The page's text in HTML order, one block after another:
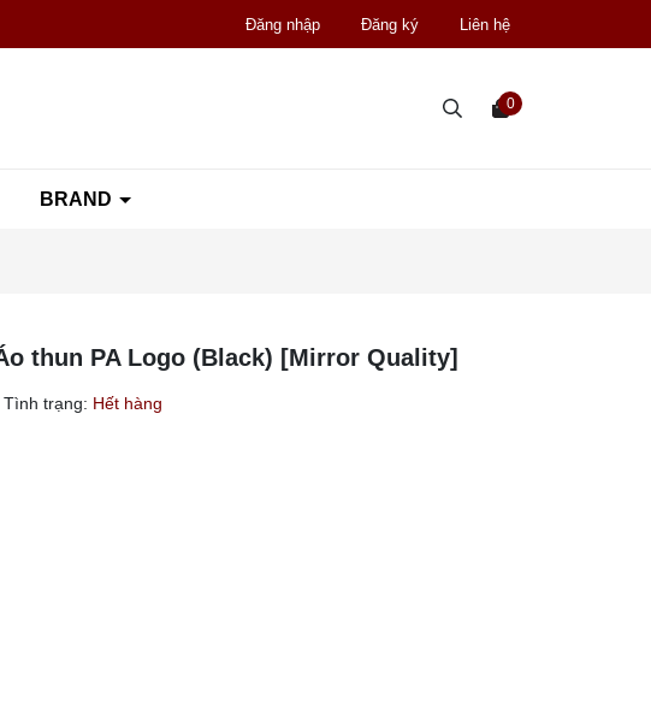
Đăng nhập Đăng ký Liên hệ
BRAND
0
thun PA Logo (Black) [Mirror Quality]
Tình trạng: Hết hàng